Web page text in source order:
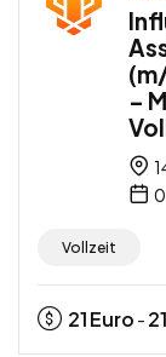
–
Vollzeit
21Euro - 21